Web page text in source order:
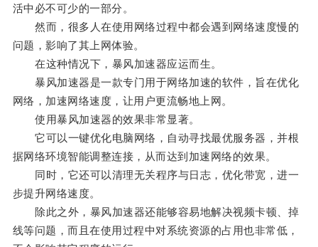
活中必不可少的一部分。
然而，很多人在使用网络过程中都会遇到网络速度慢的
问题，影响了其上网体验。
在这种情况下，暴风加速器应运而生。
暴风加速器是一款专门用于网络加速的软件，旨在优化
网络，加速网络速度，让用户更流畅地上网。
使用暴风加速器的效果非常显著。
它可以一键优化电脑网络，自动寻找最优服务器，并根
据网络环境智能调整连接，从而达到加速网络的效果。
同时，它还可以清理无关程序与日志，优化带宽，进一
步提升网络速度。
除此之外，暴风加速器还能够容易地解决视频卡顿、掉
线等问题，而且在使用过程中对系统资源的占用也非常低，